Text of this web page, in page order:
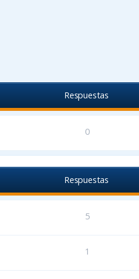
Respuestas
0
Respuestas
5
1